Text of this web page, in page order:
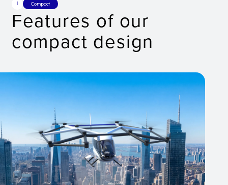
1 Compact
Features of our
compact design